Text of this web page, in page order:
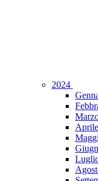
2024
Aprile